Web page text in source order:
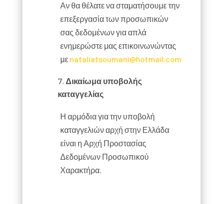
Αν θα θέλατε να σταματήσουμε την
επεξεργασία των προσωπικών
σας δεδομένων για απλά
ενημερώστε μας επικοινωνώντας
με nataliatsoumani@hotmail.com
Δικαίωμα υποβολής
καταγγελίας
Η αρμόδια για την υποβολή
καταγγελιών αρχή στην Ελλάδα
είναι η Αρχή Προστασίας
Δεδομένων Προσωπικού
Χαρακτήρα.